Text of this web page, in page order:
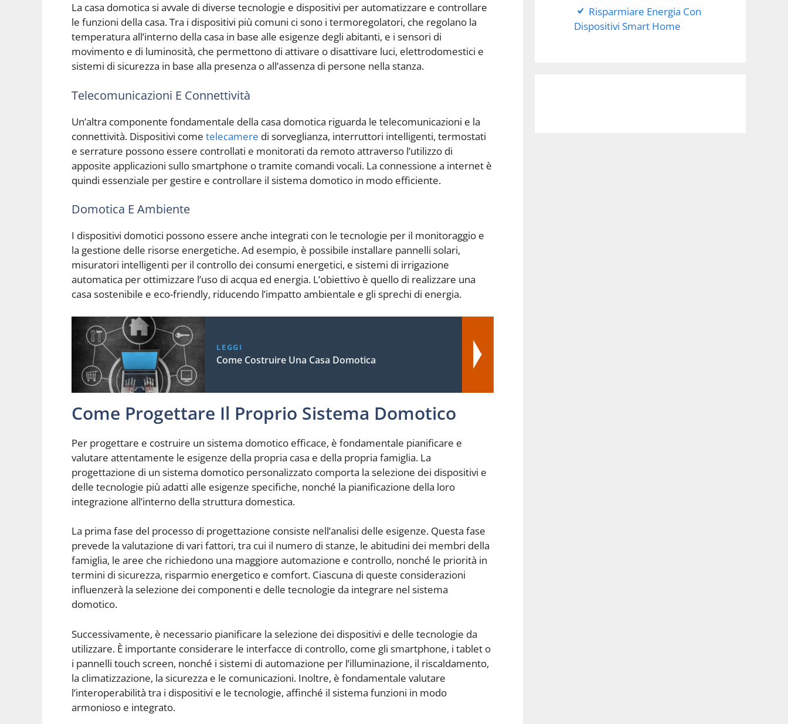
La casa domotica si avvale di diverse tecnologie e dispositivi per automatizzare e controllare
le funzioni della casa. Tra i dispositivi più comuni ci sono i termoregolatori, che regolano la
temperatura all’interno della casa in base alle esigenze degli abitanti, e i sensori di
movimento e di luminosità, che permettono di attivare o disattivare luci, elettrodomestici e
sistemi di sicurezza in base alla presenza o all’assenza di persone nella stanza.
Telecomunicazioni E Connettività
Un’altra componente fondamentale della casa domotica riguarda le telecomunicazioni e la
connettività. Dispositivi come telecamere di sorveglianza, interruttori intelligenti, termostati
e serrature possono essere controllati e monitorati da remoto attraverso l’utilizzo di
apposite applicazioni sullo smartphone o tramite comandi vocali. La connessione a internet è
quindi essenziale per gestire e controllare il sistema domotico in modo efficiente.
Domotica E Ambiente
I dispositivi domotici possono essere anche integrati con le tecnologie per il monitoraggio e
la gestione delle risorse energetiche. Ad esempio, è possibile installare pannelli solari,
misuratori intelligenti per il controllo dei consumi energetici, e sistemi di irrigazione
automatica per ottimizzare l’uso di acqua ed energia. L’obiettivo è quello di realizzare una
casa sostenibile e eco-friendly, riducendo l’impatto ambientale e gli sprechi di energia.
LEGGI
Come Costruire Una Casa Domotica
Come Progettare Il Proprio Sistema Domotico
Per progettare e costruire un sistema domotico efficace, è fondamentale pianificare e
valutare attentamente le esigenze della propria casa e della propria famiglia. La
progettazione di un sistema domotico personalizzato comporta la selezione dei dispositivi e
delle tecnologie più adatti alle esigenze specifiche, nonché la pianificazione della loro
integrazione all’interno della struttura domestica.
La prima fase del processo di progettazione consiste nell’analisi delle esigenze. Questa fase
prevede la valutazione di vari fattori, tra cui il numero di stanze, le abitudini dei membri della
famiglia, le aree che richiedono una maggiore automazione e controllo, nonché le priorità in
termini di sicurezza, risparmio energetico e comfort. Ciascuna di queste considerazioni
influenzerà la selezione dei componenti e delle tecnologie da integrare nel sistema
domotico.
Successivamente, è necessario pianificare la selezione dei dispositivi e delle tecnologie da
utilizzare. È importante considerare le interfacce di controllo, come gli smartphone, i tablet o
i pannelli touch screen, nonché i sistemi di automazione per l’illuminazione, il riscaldamento,
la climatizzazione, la sicurezza e le comunicazioni. Inoltre, è fondamentale valutare
l’interoperabilità tra i dispositivi e le tecnologie, affinché il sistema funzioni in modo
armonioso e integrato.
Risparmiare Energia Con
Dispositivi Smart Home